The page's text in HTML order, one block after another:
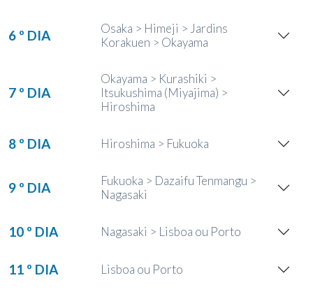
6 º DIA
Osaka > Himeji > Jardins
Korakuen > Okayama
7 º DIA
Okayama > Kurashiki >
Itsukushima (Miyajima) >
Hiroshima
8 º DIA Hiroshima > Fukuoka
9 º DIA
Fukuoka > Dazaifu Tenmangu >
Nagasaki
10 º DIA Nagasaki > Lisboa ou Porto
11 º DIA Lisboa ou Porto